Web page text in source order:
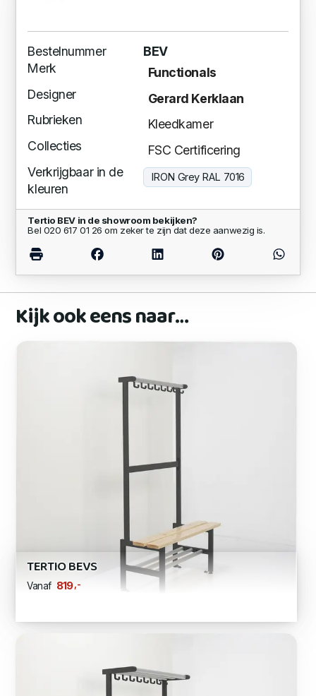
Bestelnummer
BEV
Merk
Functionals
Designer
Gerard Kerklaan
Rubrieken
Kleedkamer
Collecties
FSC Certificering
Verkrijgbaar in de
kleuren
IRON Grey RAL 7016
Tertio BEV in de showroom bekijken?
Bel 020 617 01 26 om zeker te zijn dat deze aanwezig is.
Kijk ook eens naar…
TERTIO BEVS
Vanaf 819,-